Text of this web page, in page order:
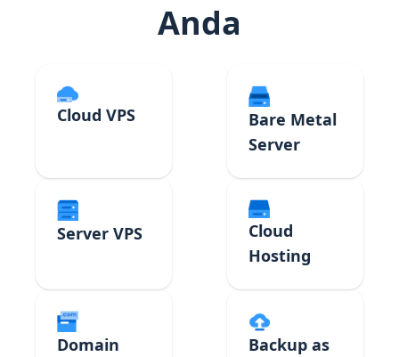
Anda
Cloud VPS
Bare Metal
Server
Server VPS
Cloud
Hosting
Domain
Backup as